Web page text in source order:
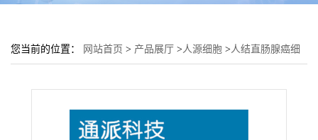
您当前的位置： 网站首页 > 产品展厅 >人源细胞 >人结直肠腺癌细